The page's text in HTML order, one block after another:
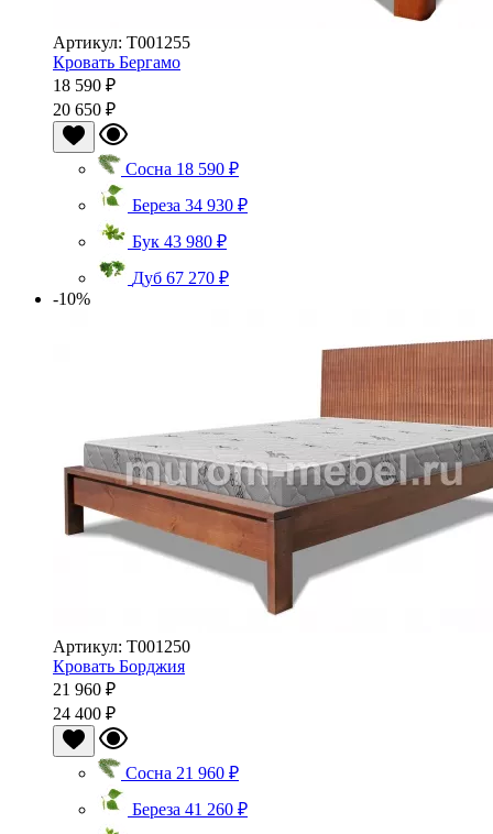
Артикул: Т001255
Кровать Бергамо
18 590 ₽
20 650 ₽
Сосна 18 590 ₽
Береза 34 930 ₽
Бук 43 980 ₽
Дуб 67 270 ₽
-10%
Артикул: Т001250
Кровать Борджия
21 960 ₽
24 400 ₽
Сосна 21 960 ₽
Береза 41 260 ₽